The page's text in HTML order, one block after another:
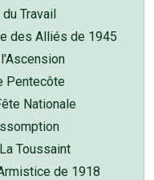
Travail
des Alliés de 1945
Pentecôte
Nationale
Toussaint
de 1918